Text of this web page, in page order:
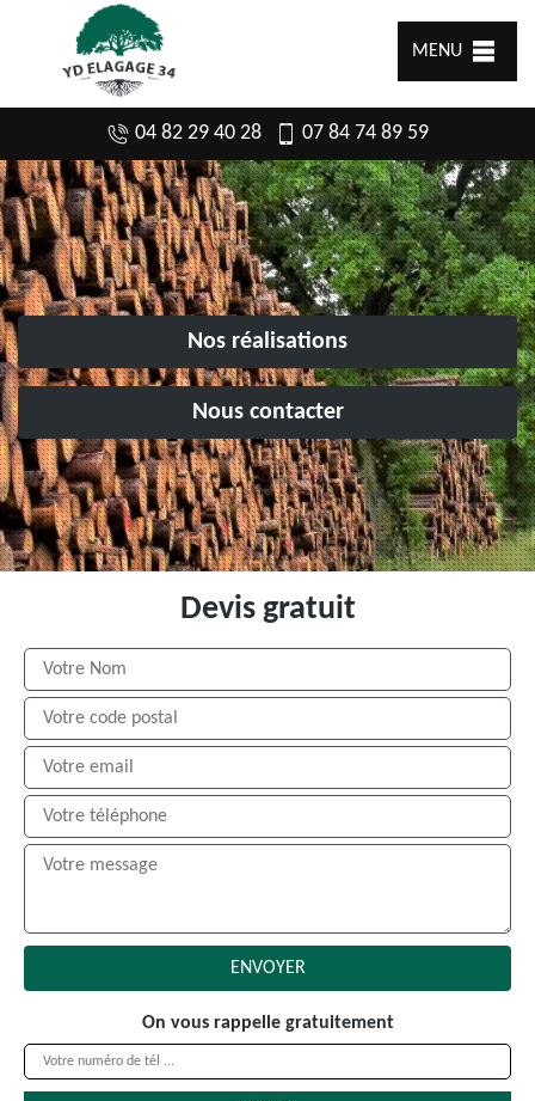
MENU
04 82 29 40 28 07 84 74 89 59
Nos réalisations
Nous contacter
Devis gratuit
On vous rappelle gratuitement